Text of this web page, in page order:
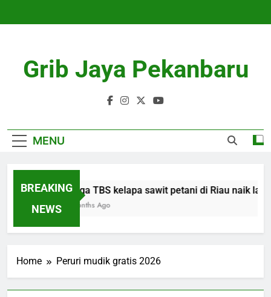
Grib Jaya Pekanbaru
MENU
BREAKING
NEWS
Harga TBS kelapa sawit petani di Riau naik lagi
4 Months Ago
Home Peruri mudik gratis 2026